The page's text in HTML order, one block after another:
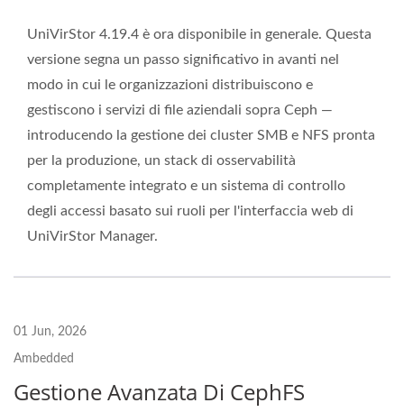
UniVirStor 4.19.4 è ora disponibile in generale. Questa
versione segna un passo significativo in avanti nel
modo in cui le organizzazioni distribuiscono e
gestiscono i servizi di file aziendali sopra Ceph —
introducendo la gestione dei cluster SMB e NFS pronta
per la produzione, un stack di osservabilità
completamente integrato e un sistema di controllo
degli accessi basato sui ruoli per l'interfaccia web di
UniVirStor Manager.
01 Jun, 2026
Ambedded
Gestione Avanzata Di CephFS